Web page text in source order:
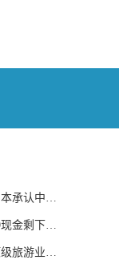
国科兴疫
0.01怎么
游业转型